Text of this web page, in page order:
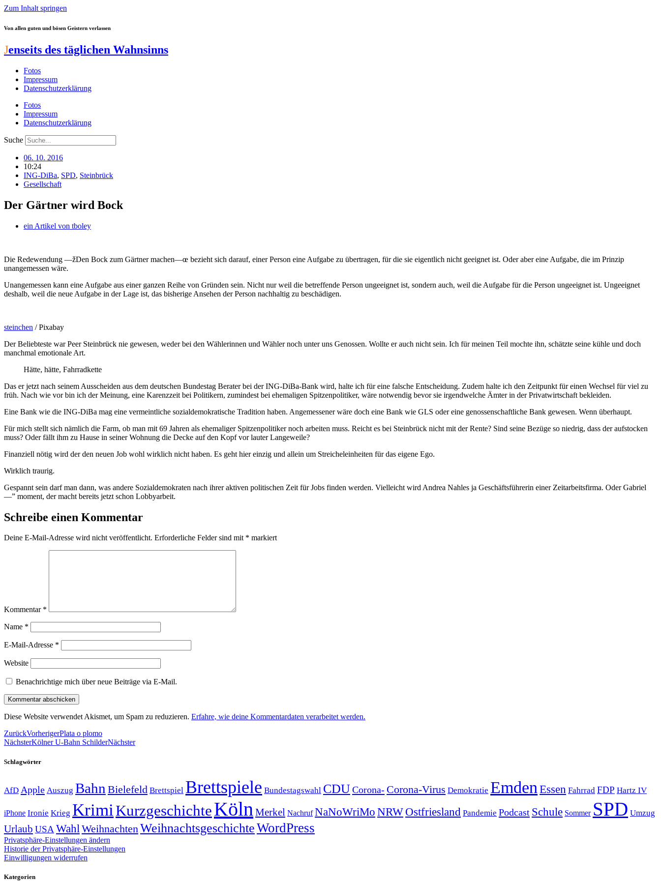
Zum Inhalt springen
Von allen guten und bösen Geistern verlassen
Jenseits des täglichen Wahnsinns
Fotos
Impressum
Datenschutzerklärung
Fotos
Impressum
Datenschutzerklärung
Suche
06. 10. 2016
10:24
ING-DiBa, SPD, Steinbrück
Gesellschaft
Der Gärtner wird Bock
ein Artikel von tboley
Die Redewendung —žDen Bock zum Gärtner machen—œ bezieht sich darauf, einer Person eine Aufgabe zu übertragen, für die sie eigentlich nicht geeignet ist. Oder aber eine Aufgabe, die im Prinzip
unangemessen wäre.
Unangemessen kann eine Aufgabe aus einer ganzen Reihe von Gründen sein. Nicht nur weil die betreffende Person ungeeignet ist, sondern auch, weil die Aufgabe für die Person ungeeignet ist. Ungeeignet
deshalb, weil die neue Aufgabe in der Lage ist, das bisherige Ansehen der Person nachhaltig zu beschädigen.
steinchen / Pixabay
Der Beliebteste war Peer Steinbrück nie gewesen, weder bei den Wählerinnen und Wähler noch unter uns Genossen. Wollte er auch nicht sein. Ich für meinen Teil mochte ihn, schätzte seine kühle und doch
manchmal emotionale Art.
Hätte, hätte, Fahrradkette
Das er jetzt nach seinem Ausscheiden aus dem deutschen Bundestag Berater bei der ING-DiBa-Bank wird, halte ich für eine falsche Entscheidung. Zudem halte ich den Zeitpunkt für einen Wechsel für viel zu
früh. Nach wie vor bin ich der Meinung, eine Karenzzeit bei Politikern, zumindest bei ehemaligen Spitzenpolitiker, wäre notwendig bevor sie irgendwelche Ämter in der Privatwirtschaft bekleiden.
Eine Bank wie die ING-DiBa mag eine vermeintliche sozialdemokratische Tradition haben. Angemessener wäre doch eine Bank wie GLS oder eine genossenschaftliche Bank gewesen. Wenn überhaupt.
Für mich stellt sich nämlich die Farm, ob man mit 69 Jahren als ehemaliger Spitzenpolitiker noch arbeiten muss. Reicht es bei Steinbrück nicht mit der Rente? Sind seine Bezüge so niedrig, dass der aufstocken
muss? Oder fällt ihm zu Hause in seiner Wohnung die Decke auf den Kopf vor lauter Langeweile?
Finanziell nötig wird der den neuen Job wohl wirklich nicht haben. Es geht hier einzig und allein um Streicheleinheiten für das eigene Ego.
Wirklich traurig.
Gespannt sein darf man dann, was andere Sozialdemokraten nach ihrer aktiven politischen Zeit für Jobs finden werden. Vielleicht wird Andrea Nahles ja Geschäftsführerin einer Zeitarbeitsfirma. Oder Gabriel
—” moment, der macht bereits jetzt schon Lobbyarbeit.
Schreibe einen Kommentar
Deine E-Mail-Adresse wird nicht veröffentlicht. Erforderliche Felder sind mit * markiert
Kommentar *
Name *
E-Mail-Adresse *
Website
Benachrichtige mich über neue Beiträge via E-Mail.
Diese Website verwendet Akismet, um Spam zu reduzieren. Erfahre, wie deine Kommentardaten verarbeitet werden.
ZurückVorherigerPlata o plomo
NächsterKölner U-Bahn SchilderNächster
Schlagwörter
AfD Apple Auszug Bahn Bielefeld Brettspiel Brettspiele Bundestagswahl CDUCorona- Corona-Virus Demokratie Emden Essen Fahrrad FDP Hartz IV
iPhone Ironie Krieg KrimiKurzgeschichteKöln Merkel Nachruf NaNoWriMo NRWOstfriesland Pandemie Podcast Schule Sommer SPD Umzug
Urlaub USA Wahl Weihnachten WeihnachtsgeschichteWordPress
Privatsphäre-Einstellungen ändern
Historie der Privatsphäre-Einstellungen
Einwilligungen widerrufen
Kategorien